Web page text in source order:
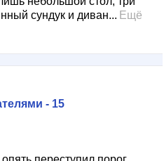
сундук и диван... Ещё
- 15